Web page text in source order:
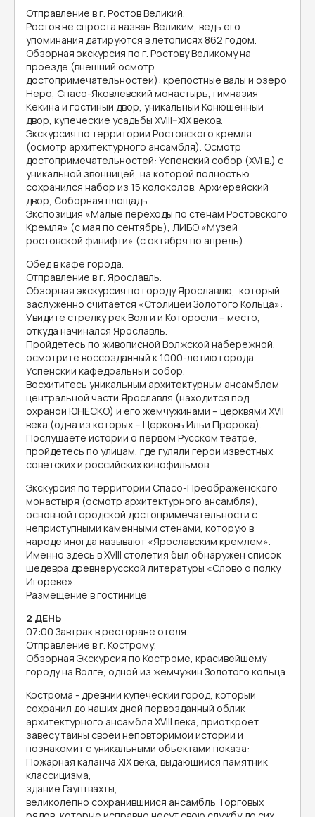
Отправление в г. Ростов Великий.
Ростов не спроста назван Великим, ведь его
упоминания датируются в летописях 862 годом.
Обзорная экскурсия по г. Ростову Великому на
проезде (внешний осмотр
достопримечательностей): крепостные валы и озеро
Неро, Спасо-Яковлевский монастырь, гимназия
Кекина и гостиный двор, уникальный Конюшенный
двор, купеческие усадьбы XVIII–XIX веков.
Экскурсия по территории Ростовского кремля
(осмотр архитектурного ансамбля). Осмотр
достопримечательностей: Успенский собор (XVI в.) с
уникальной звонницей, на которой полностью
сохранился набор из 15 колоколов, Архиерейский
двор, Соборная площадь.
Экспозиция «Малые переходы по стенам Ростовского
Кремля» (с мая по сентябрь), ЛИБО «Музей
ростовской финифти» (с октября по апрель).
Обед в кафе города.
Отправление в г. Ярославль.
Обзорная экскурсия по городу Ярославлю, который
заслуженно считается «Столицей Золотого Кольца»:
Увидите стрелку рек Волги и Которосли – место,
откуда начинался Ярославль.
Пройдетесь по живописной Волжской набережной,
осмотрите воссозданный к 1000-летию города
Успенский кафедральный собор.
Восхититесь уникальным архитектурным ансамблем
центральной части Ярославля (находится под
охраной ЮНЕСКО) и его жемчужинами – церквями XVII
века (одна из которых – Церковь Ильи Пророка).
Послушаете истории о первом Русском театре,
пройдетесь по улицам, где гуляли герои известных
советских и российских кинофильмов.
Экскурсия по территории Спасо-Преображенского
монастыря (осмотр архитектурного ансамбля),
основной городской достопримечательности с
неприступными каменными стенами, которую в
народе иногда называют «Ярославским кремлем».
Именно здесь в XVIII столетия был обнаружен список
шедевра древнерусской литературы «Слово о полку
Игореве».
Размещение в гостинице
2 ДЕНЬ
07:00 Завтрак в ресторане отеля.
Отправление в г. Кострому.
Обзорная Экскурсия по Костроме, красивейшему
городу на Волге, одной из жемчужин Золотого кольца.
Кострома - древний купеческий город, который
сохранил до наших дней первозданный облик
архитектурного ансамбля XVIII века, приоткроет
завесу тайны своей неповторимой истории и
познакомит с уникальными объектами показа:
Пожарная каланча XIX века, выдающийся памятник
классицизма,
здание Гауптвахты,
великолепно сохранившийся ансамбль Торговых